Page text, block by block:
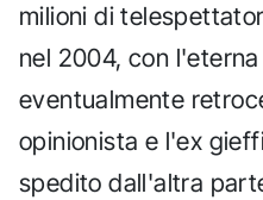
milioni di
nel 2004, con l'eterna
eventualmente
opinionista e l'ex
spedito dall'altra